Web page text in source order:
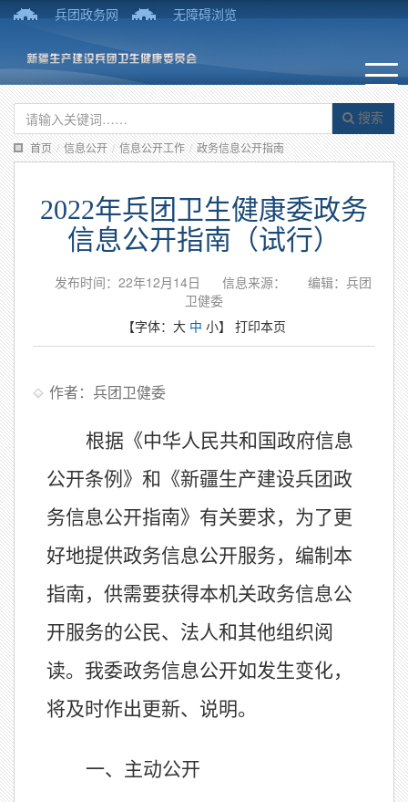
兵团政务网 无障碍浏览
搜索
首页 / 信息公开 / 信息公开工作 / 政务信息公开指南
2022年兵团卫生健康委政务
信息公开指南（试行）
发布时间：22年12月14日 信息来源：
编辑：兵团
卫健委
【字体： 大 中 小】 打印本页
作者：兵团卫健委
根据《中华人民共和国政府信息
公开条例》和 《新疆生产建设兵团政
务信息公开指南》 有关要求，为了更
好地提供政务信息公开服务，编制本
指南，供需要获得本机关政务信息公
开服务的公民、法人和其他组织阅
读。我委政务信息公开如发生变化，
将及时作出更新、说明。
一、主动公开